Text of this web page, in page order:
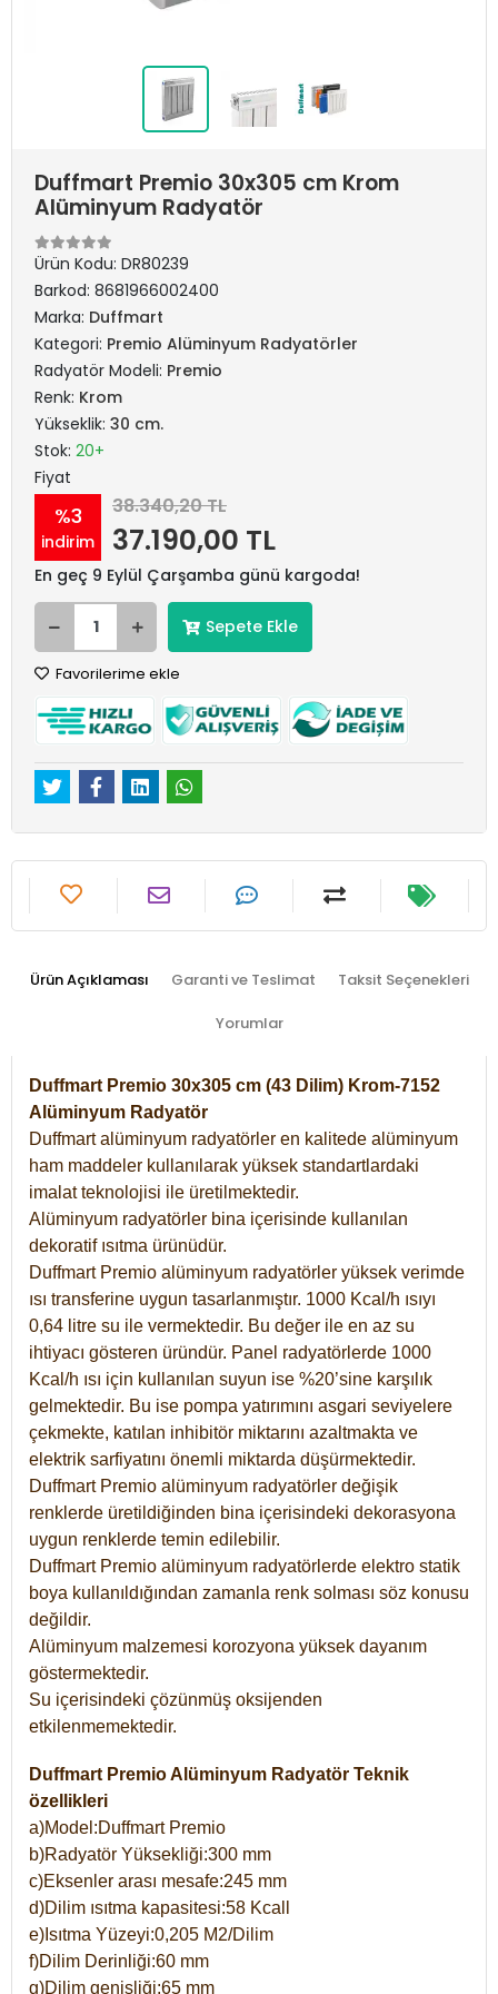
Duffmart Premio 30x305 cm Krom
Alüminyum Radyatör
Ürün Kodu: DR80239
Barkod: 8681966002400
Marka: Duffmart
Kategori: Premio Alüminyum Radyatörler
Radyatör Modeli: Premio
Renk: Krom
Yükseklik: 30 cm.
Stok: 20+
Fiyat
%3
indirim
38.340,20 TL
37.190,00 TL
En geç 9 Eylül Çarşamba günü kargoda!
Sepete Ekle
Favorilerime ekle
Ürün Açıklaması Garanti ve Teslimat Taksit Seçenekleri
Yorumlar
Duffmart Premio 30x305 cm (43 Dilim) Krom-7152
Alüminyum Radyatör
Duffmart alüminyum radyatörler en kalitede alüminyum
ham maddeler kullanılarak yüksek standartlardaki
imalat teknolojisi ile üretilmektedir.
Alüminyum radyatörler bina içerisinde kullanılan
dekoratif ısıtma ürünüdür.
Duffmart Premio alüminyum radyatörler yüksek verimde
ısı transferine uygun tasarlanmıştır. 1000 Kcal/h ısıyı
0,64 litre su ile vermektedir. Bu değer ile en az su
ihtiyacı gösteren üründür. Panel radyatörlerde 1000
Kcal/h ısı için kullanılan suyun ise %20’sine karşılık
gelmektedir. Bu ise pompa yatırımını asgari seviyelere
çekmekte, katılan inhibitör miktarını azaltmakta ve
elektrik sarfiyatını önemli miktarda düşürmektedir.
Duffmart Premio alüminyum radyatörler değişik
renklerde üretildiğinden bina içerisindeki dekorasyona
uygun renklerde temin edilebilir.
Duffmart Premio alüminyum radyatörlerde elektro statik
boya kullanıldığından zamanla renk solması söz konusu
değildir.
Alüminyum malzemesi korozyona yüksek dayanım
göstermektedir.
Su içerisindeki çözünmüş oksijenden
etkilenmemektedir.
Duffmart Premio Alüminyum Radyatör Teknik
özellikleri
a)Model:Duffmart Premio
b)Radyatör Yüksekliği:300 mm
c)Eksenler arası mesafe:245 mm
d)Dilim ısıtma kapasitesi:58 Kcall
e)Isıtma Yüzeyi:0,205 M2/Dilim
f)Dilim Derinliği:60 mm
g)Dilim genişliği:65 mm